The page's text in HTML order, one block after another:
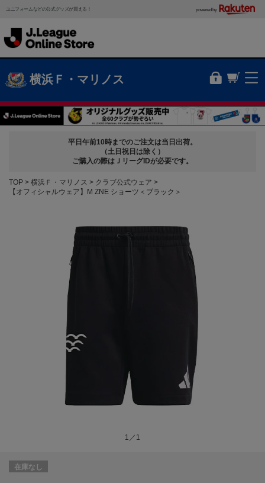
ユニフォームなどの公式グッズが買える！ powered by
横浜Ｆ・マリノス
平日午前10時までのご注文は当日出荷。
（土日祝日は除く）
ご購入の際はＪリーグIDが必要です。
TOP 横浜Ｆ・マリノス
クラブ公式ウェア
【オフィシャルウェア】M ZNE ショーツ＜ブラック＞
1／1
在庫なし